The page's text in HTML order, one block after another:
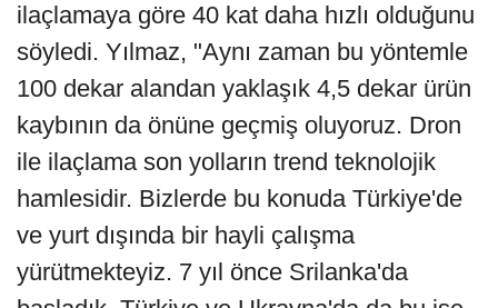
ilaçlamaya göre 40 kat daha hızlı olduğunu
söyledi. Yılmaz, "Aynı zaman bu yöntemle
100 dekar alandan yaklaşık 4,5 dekar ürün
kaybının da önüne geçmiş oluyoruz. Dron
ile ilaçlama son yolların trend teknolojik
hamlesidir. Bizlerde bu konuda Türkiye'de
ve yurt dışında bir hayli çalışma
yürütmekteyiz. 7 yıl önce Srilanka'da